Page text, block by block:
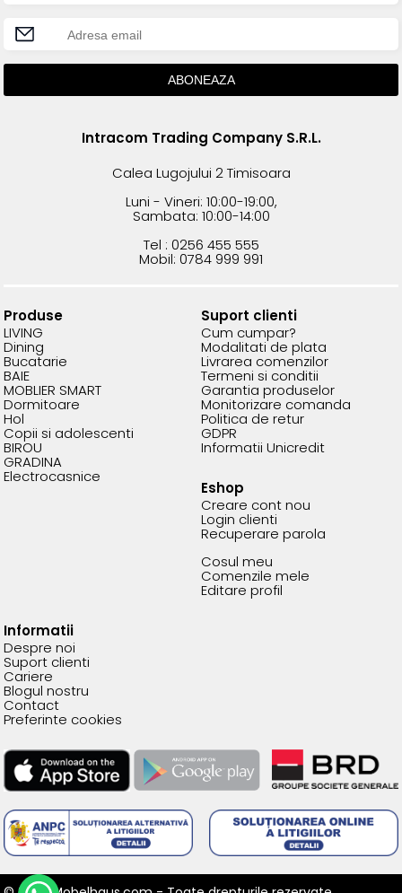
Intracom Trading Company S.R.L.
Calea Lugojului 2 Timisoara
Luni - Vineri: 10:00-19:00,
Sambata: 10:00-14:00
Tel : 0256 455 555
Mobil: 0784 999 991
Produse
LIVING
Dining
Bucatarie
BAIE
MOBLIER SMART
Dormitoare
Hol
Copii si adolescenti
BIROU
GRADINA
Electrocasnice
Suport clienti
Cum cumpar?
Modalitati de plata
Livrarea comenzilor
Termeni si conditii
Garantia produselor
Monitorizare comanda
Politica de retur
GDPR
Informatii Unicredit
Eshop
Creare cont nou
Login clienti
Recuperare parola
Cosul meu
Comenzile mele
Editare profil
Informatii
Despre noi
Suport clienti
Cariere
Blogul nostru
Contact
Preferinte cookies